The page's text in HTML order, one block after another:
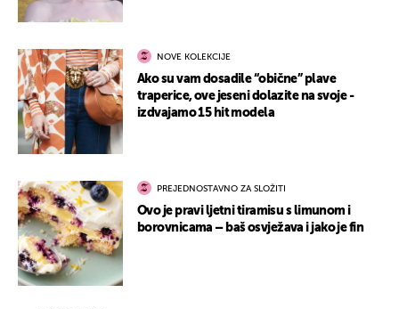
NOVE KOLEKCIJE
Ako su vam dosadile “obične” plave
traperice, ove jeseni dolazite na svoje -
izdvajamo 15 hit modela
PREJEDNOSTAVNO ZA SLOŽITI
Ovo je pravi ljetni tiramisu s limunom i
borovnicama – baš osvježava i jako je fin